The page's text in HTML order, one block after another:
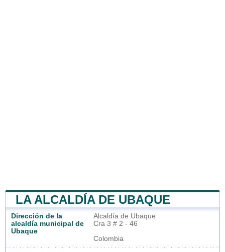
LA ALCALDÍA DE UBAQUE
Dirección de la
alcaldía municipal de
Ubaque
Alcaldía de Ubaque
Cra 3 # 2 - 46
Colombia